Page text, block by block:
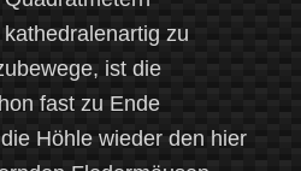
zu
ist die
fast zu Ende
Höhle wieder den hier